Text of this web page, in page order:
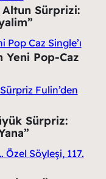
Altun Sürprizi:
Yeni Pop-Caz
Sürpriz: